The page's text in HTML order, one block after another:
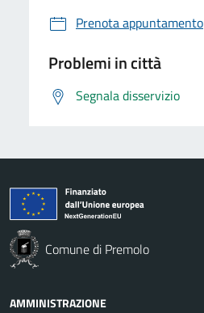
Prenota appuntamento
Problemi in città
Segnala disservizio
Comune di Premolo
AMMINISTRAZIONE